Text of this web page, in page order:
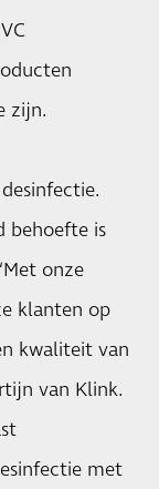
zijn.
behoefte is
onze
klanten op
kwaliteit van
van Klink.
met